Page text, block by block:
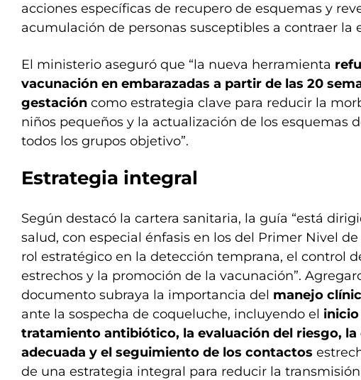
acciones específicas de recupero de esquemas y
acumulación de personas susceptibles a contraer la
El ministerio aseguró que “la nueva herramienta
vacunación en embarazadas a partir de las 20
gestación como estrategia clave para reducir la
niños pequeños y la actualización de los esquemas
todos los grupos objetivo”.
Estrategia integral
Según destacó la cartera sanitaria, la guía “está
salud, con especial énfasis en los del Primer Nivel
rol estratégico en la detección temprana, el control
estrechos y la promoción de la vacunación”.
documento subraya la importancia del manejo
ante la sospecha de coqueluche, incluyendo el
tratamiento antibiótico, la evaluación del riesgo, la
adecuada y el seguimiento de los contactos
de una estrategia integral para reducir la